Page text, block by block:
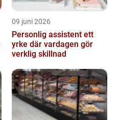
09 juni 2026
Personlig assistent ett
yrke där vardagen gör
verklig skillnad